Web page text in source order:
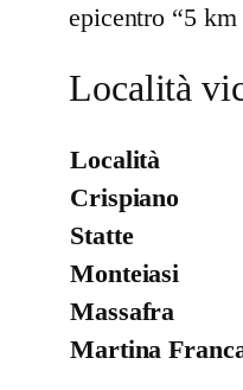
epicentro “5
Località
Località
Crispiano
Statte
Monteiasi
Massafra
Martina